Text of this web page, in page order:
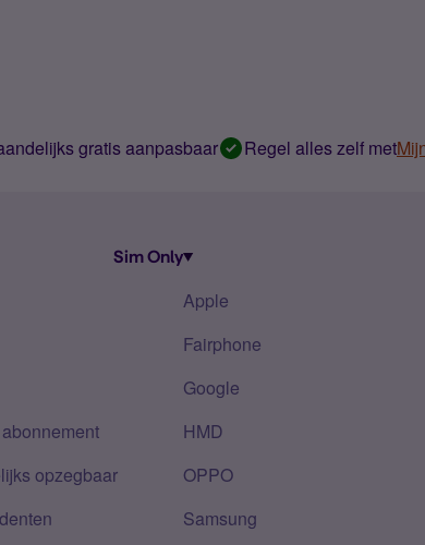
gratis aanpasbaar Regel alles zelf met
Sim Only
opzegbaar
Apple
Fairphone
Google
HMD
OPPO
Samsung